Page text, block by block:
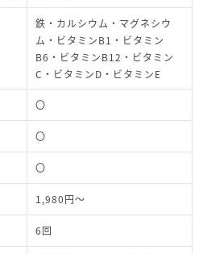
鉄・カルシウム・マグネシウ
ム・ビタミンB1・ビタミン
B6・ビタミンB12・ビタミン
C・ビタミンD・ビタミンE
〇
〇
〇
1,980円～
6回